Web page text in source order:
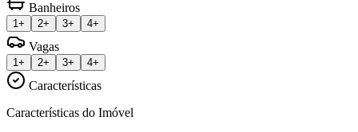
Banheiros
1+ 2+ 3+ 4+
Vagas
1+ 2+ 3+ 4+
Características
Características do Imóvel